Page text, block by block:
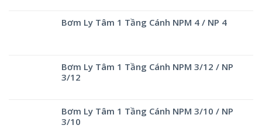
Bơm Ly Tâm 1 Tầng Cánh NPM 4 / NP 4
Bơm Ly Tâm 1 Tầng Cánh NPM 3/12 / NP
3/12
Bơm Ly Tâm 1 Tầng Cánh NPM 3/10 / NP
3/10